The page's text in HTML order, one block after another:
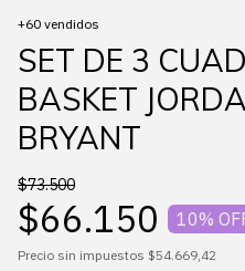
+60 vendidos
SET DE 3
BASKET
BRYANT
$73.500
$66.150 10%
Precio sin impuestos $54.669,42